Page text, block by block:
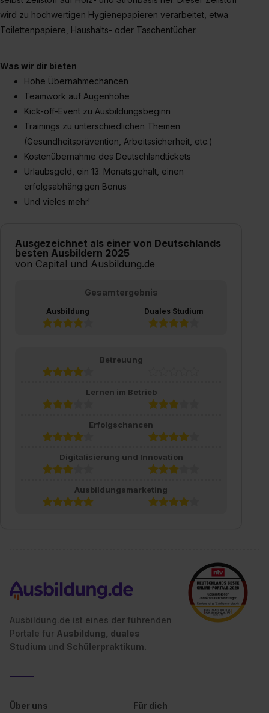
wird zu hochwertigen Hygienepapieren verarbeitet, etwa
Toilettenpapiere, Haushalts- oder Taschentücher.
Was wir dir bieten
Hohe Übernahmechancen
Teamwork auf Augenhöhe
Kick-off-Event zu Ausbildungsbeginn
Trainings zu unterschiedlichen Themen
(Gesundheitsprävention, Arbeitssicherheit, etc.)
Kostenübernahme des Deutschlandtickets
Urlaubsgeld, ein 13. Monatsgehalt, einen
erfolgsabhängigen Bonus
Und vieles mehr!
Ausgezeichnet als einer von Deutschlands
besten Ausbildern 2025
von Capital und Ausbildung.de
Gesamtergebnis
Ausbildung Duales Studium
Betreuung
Lernen im Betrieb
Erfolgschancen
Digitalisierung und Innovation
Ausbildungsmarketing
Ausbildung.de ist eines der führenden
Portale für Ausbildung, duales
Studium und Schülerpraktikum.
Über uns Für dich